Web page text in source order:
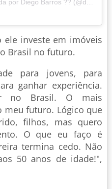
investe em imóveis
Brasil no futuro.
para jovens, para
ganhar experiência.
no Brasil. O mais
meu futuro. Lógico que
filhos, mas quero
O que eu faço é
termina cedo. Não
50 anos de idade!",